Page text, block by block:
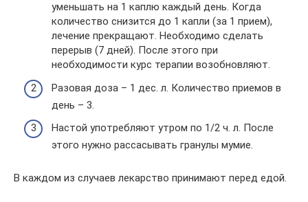
уменьшать на 1 каплю каждый день. Когда
количество снизится до 1 капли (за 1 прием),
лечение прекращают. Необходимо сделать
перерыв (7 дней). После этого при
необходимости курс терапии возобновляют.
Разовая доза – 1 дес. л. Количество приемов в
день – 3.
Настой употребляют утром по 1/2 ч. л. После
этого нужно рассасывать гранулы мумие.
В каждом из случаев лекарство принимают перед едой.